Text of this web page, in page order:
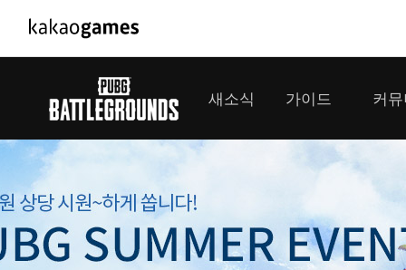
PC/모바일게임
도깨비의세계
아키에이지 워
아레스 : 라이즈 오브 가디언즈
배틀그라
패스 오브
패스 오브
새소식
이벤트
업데이트
가이드 커
플레이
클랜
모집